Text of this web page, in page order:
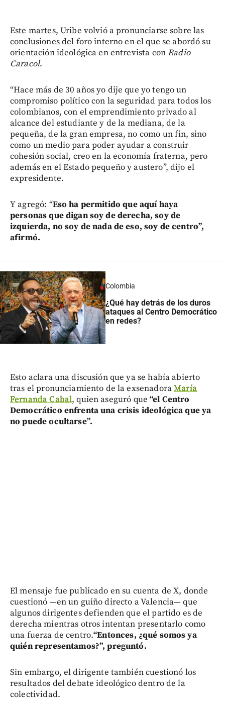
Este martes, Uribe volvió a pronunciarse sobre las
conclusiones del foro interno en el que se abordó su
orientación ideológica en entrevista conRadio
Caracol.
“Hace más de 30 años yo dije que yo tengo un
compromiso político con la seguridad para todos los
colombianos, con el emprendimiento privado al
alcance del estudiante y de la mediana, de la
pequeña, de la gran empresa, no como un fin, sino
como un medio para poder ayudar a construir
cohesión social, creo en la economía fraterna, pero
además en el Estado pequeño y austero”, dijo el
expresidente.
Y agregó: “Eso ha permitido que aquí haya
personas que digan soy de derecha, soy de
izquierda, no soy de nada de eso, soy de centro”,
afirmó.
Colombia
¿Qué hay detrás de los duros
ataques al Centro Democrático
en redes?
Esto aclara una discusión que ya se había abierto
tras el pronunciamiento de la exsenadoraMaría
Fernanda Cabal, quien aseguró que“el Centro
Democrático enfrenta una crisis ideológica que ya
no puede ocultarse”.
El mensaje fue publicado en su cuenta de X, donde
cuestionó —en un guiño directo a Valencia— que
algunos dirigentes defienden que el partido es de
derecha mientras otros intentan presentarlo como
una fuerza de centro.“Entonces, ¿qué somos ya
quién representamos?”, preguntó.
Sin embargo, el dirigente también cuestionó los
resultados del debate ideológico dentro de la
colectividad.